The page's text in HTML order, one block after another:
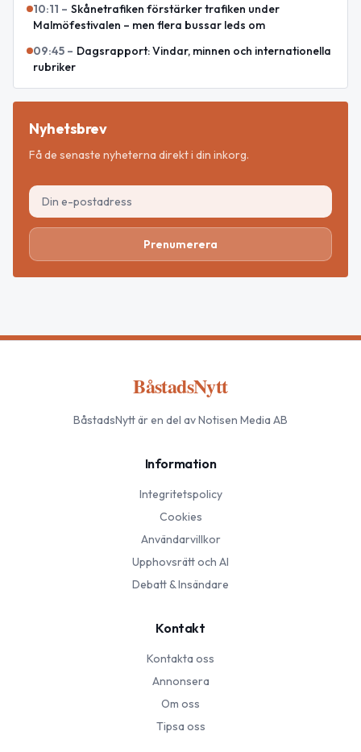
10:11 – Skånetrafiken förstärker trafiken under
Malmöfestivalen – men flera bussar leds om
09:45 – Dagsrapport: Vindar, minnen och internationella
rubriker
Nyhetsbrev
Få de senaste nyheterna direkt i din inkorg.
Prenumerera
BåstadsNytt
BåstadsNyttär en del av Notisen Media AB
Information
Integritetspolicy
Cookies
Användarvillkor
Upphovsrätt och AI
Debatt & Insändare
Kontakt
Kontakta oss
Annonsera
Om oss
Tipsa oss